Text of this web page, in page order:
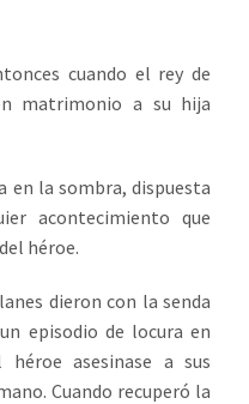
cuando el rey de
matrimonio a su hija
en la sombra, dispuesta
acontecimiento que
héroe.
dieron con la senda
episodio de locura en
héroe asesinase a sus
Cuando recuperó la